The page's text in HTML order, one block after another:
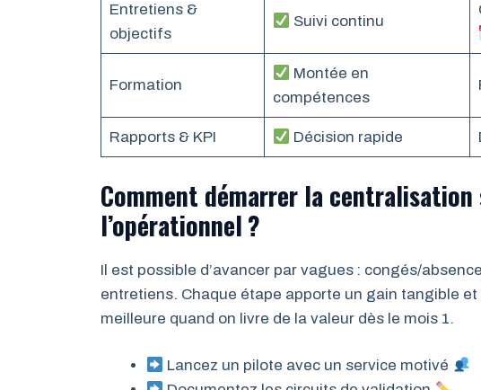
Entretiens &
objectifs
Suivi continu
Formation
Montée en
compétences
Rapports & KPI Décision rapide
Comment démarrer la centralisation
l’opérationnel ?
Il est possible d’avancer par vagues : congés/
entretiens. Chaque étape apporte un gain tangible et
meilleure quand on livre de la valeur dès le mois 1.
Lancez un pilote avec un service motivé